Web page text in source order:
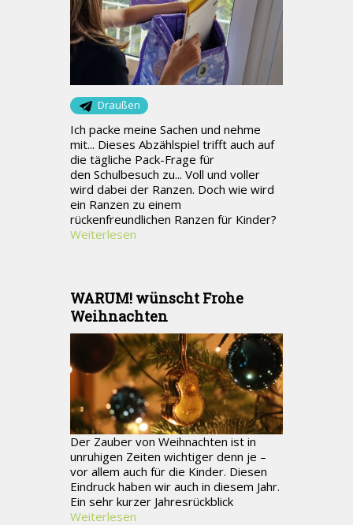
Draußen
Ich packe meine Sachen und nehme
mit... Dieses Abzählspiel trifft auch auf
die tägliche Pack-Frage für
den Schulbesuch zu... Voll und voller
wird dabei der Ranzen. Doch wie wird
ein Ranzen zu einem
rückenfreundlichen Ranzen für Kinder?
Weiterlesen
WARUM! wünscht Frohe
Weihnachten
Der Zauber von Weihnachten ist in
unruhigen Zeiten wichtiger denn je –
vor allem auch für die Kinder. Diesen
Eindruck haben wir auch in diesem Jahr.
Ein sehr kurzer Jahresrückblick
Weiterlesen